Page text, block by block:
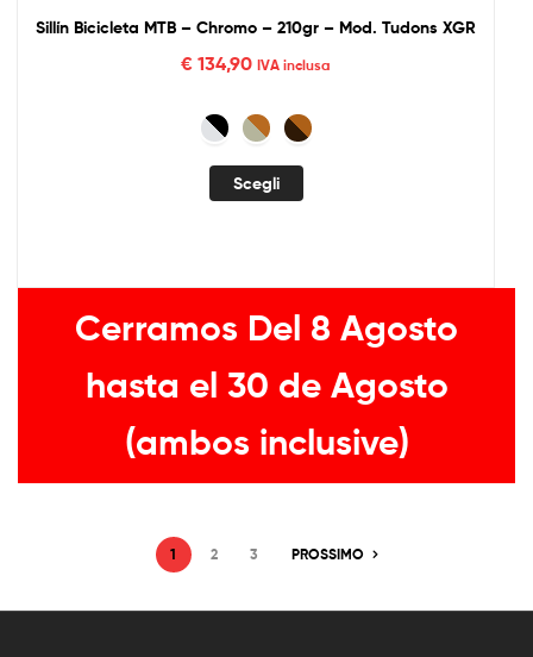
Sillín Bicicleta MTB – Chromo – 210gr – Mod. Tudons XGR
€ 134,90 IVA inclusa
Scegli
Cerramos Del 8 Agosto
hasta el 30 de Agosto
(ambos inclusive)
1 2 3 PROSSIMO